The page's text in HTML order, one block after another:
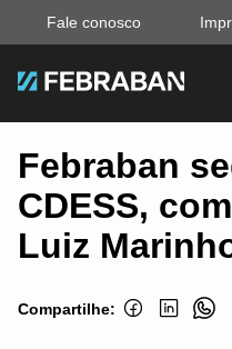
Fale conosco
Febraban
CDESS,
Luiz
Compartilhe: